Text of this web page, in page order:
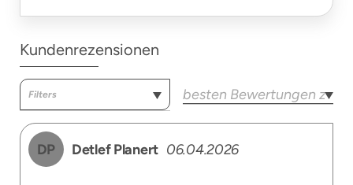
Kundenrezensionen
DP Detlef Planert 06.04.2026